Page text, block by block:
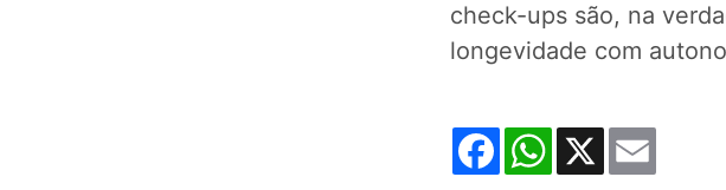
check-ups são, na
longevidade com
FacebookWhatsApp
X